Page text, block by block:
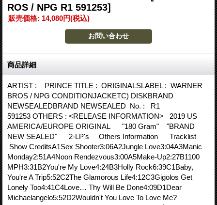
ROS / NPG R1 591253]
販売価格: 14,080円(税込)
商品詳細
ARTIST : PRINCE TITLE : ORIGINALSLABEL : WARNER
BROS / NPG CONDITIONJACKETC) DISKBRAND
NEWSEALEDBRAND NEWSEALED No. : R1
591253 OTHERS : <RELEASE INFORMATION> 2019 US
AMERICA/EUROPE ORIGINAL "180 Gram" "BRAND
NEW SEALED" 2-LP's Others Information Tracklist
Show CreditsA1Sex Shooter3:06A2Jungle Love3:04A3Manic
Monday2:51A4Noon Rendezvous3:00A5Make-Up2:27B1100
MPH3:31B2You're My Love4:24B3Holly Rock6:39C1Baby,
You're A Trip5:52C2The Glamorous Life4:12C3Gigolos Get
Lonely Too4:41C4Love… Thy Will Be Done4:09D1Dear
Michaelangelo5:52D2Wouldn't You Love To Love Me?